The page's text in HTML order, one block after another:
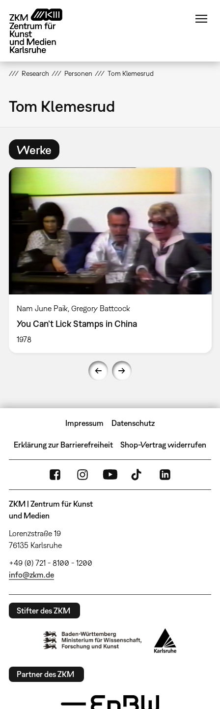
zum
Inhalt
Research Personen Tom Klemesrud
Tom Klemesrud
Werke
Nam June Paik, Gregory Battcock
You Can’t Lick Stamps in China
1978
Impressum Datenschutz
Erklärung zur Barrierefreiheit Shop-Vertrag widerrufen
ZKM | Zentrum für Kunst
und Medien
Lorenzstraße 19
76135 Karlsruhe
+49 (0) 721 - 8100 - 1200
info@zkm.de
Stifter des ZKM
Partner des ZKM